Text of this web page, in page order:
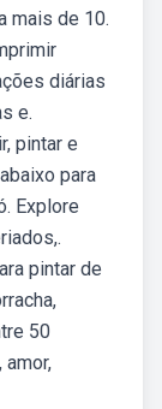
mais de 10.
diárias
e.
pintar e
para
Explore
pintar de
50